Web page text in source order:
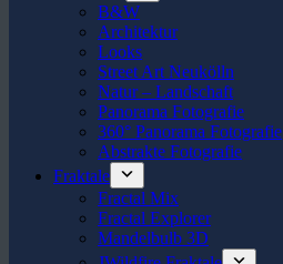
B&W
Architektur
Looks
Street Art Neukölln
Natur – Landschaft
Panorama Fotografie
360° Panorama Fotografie
Abstrakte Fotografie
Fraktale
Fractal Mix
Fractal Explorer
Mandelbulb 3D